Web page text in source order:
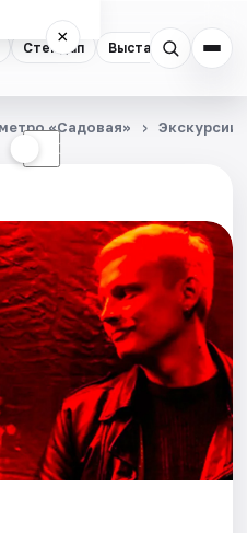
Стендап Выставки
×
☾
«Садовая» Экскурсии